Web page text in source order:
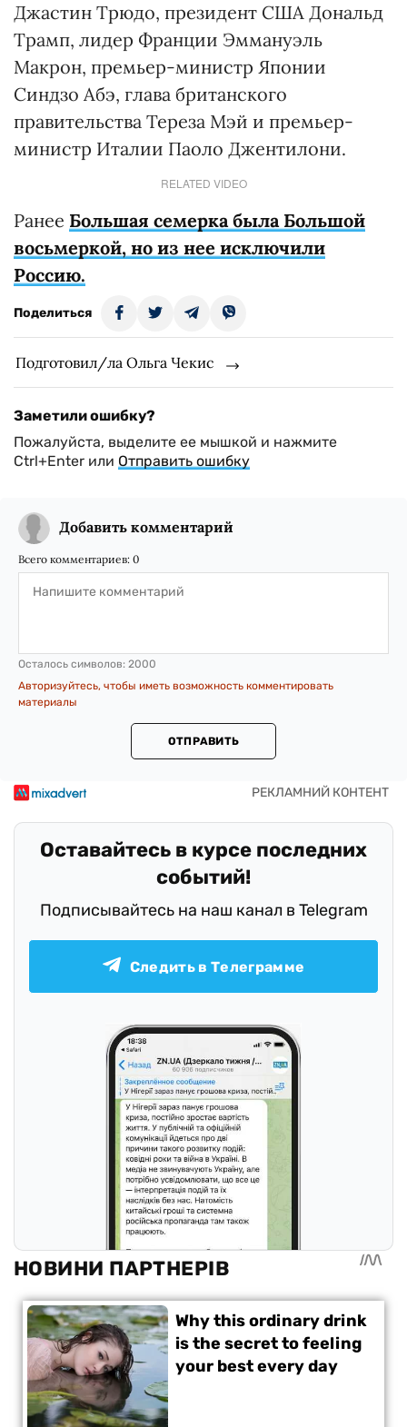
Джастин Трюдо, президент США Дональд
Трамп, лидер Франции Эммануэль
Макрон, премьер-министр Японии
Синдзо Абэ, глава британского
правительства Тереза Мэй и премьер-
министр Италии Паоло Джентилони.
RELATED VIDEO
Ранее Большая семерка была Большой
восьмеркой, но из нее исключили
Россию.
Поделиться
Подготовил/ла Ольга Чекис
Заметили ошибку?
Пожалуйста, выделите ее мышкой и нажмите
Ctrl+Enter или Отправить ошибку
Добавить комментарий
Всего комментариев: 0
Осталось символов: 2000
Авторизуйтесь, чтобы иметь возможность комментировать
материалы
ОТПРАВИТЬ
Оставайтесь в курсе последних
событий!
Подписывайтесь на наш канал в Telegram
Следить в Телеграмме